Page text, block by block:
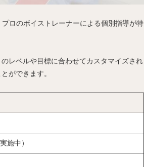
ロのボイストレーナーによる個別指導が特
レベルや目標に合わせてカスタマイズされ
ができます。
施中）